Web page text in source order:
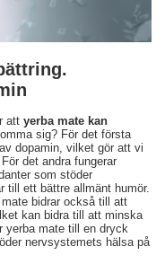
att yerba mate kan
sig? För det första
dopamin, vilket gör att vi
det andra fungerar
som stöder
till ett bättre allmänt humör.
bidrar också till att
kan bidra till att minska
yerba mate till en dryck
nervsystemets hälsa på